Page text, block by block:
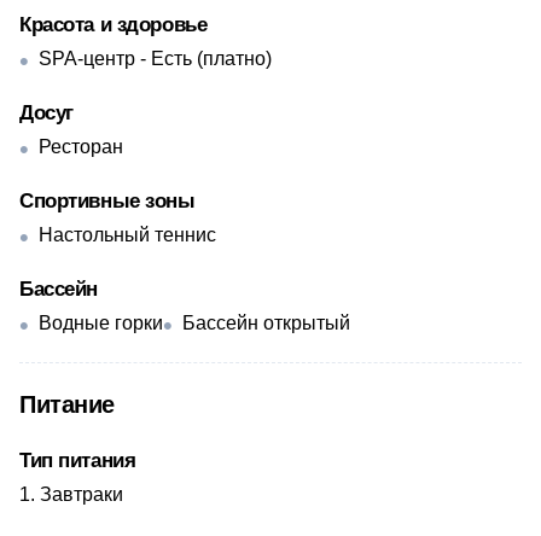
Красота и здоровье
SPA-центр - Есть (платно)
Досуг
Ресторан
Спортивные зоны
Настольный теннис
Бассейн
Водные горки Бассейн открытый
Питание
Тип питания
Завтраки